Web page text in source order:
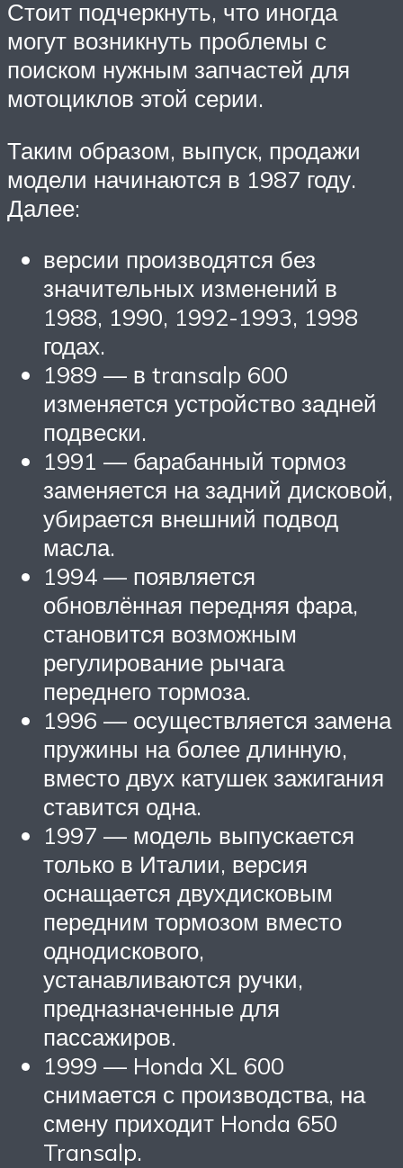
Стоит подчеркнуть, что иногда
могут возникнуть проблемы с
поиском нужным запчастей для
мотоциклов этой серии.
Таким образом, выпуск, продажи
модели начинаются в 1987 году.
Далее:
версии производятся без
значительных изменений в
1988, 1990, 1992-1993, 1998
годах.
1989 — в transalp 600
изменяется устройство задней
подвески.
1991 — барабанный тормоз
заменяется на задний дисковой,
убирается внешний подвод
масла.
1994 — появляется
обновлённая передняя фара,
становится возможным
регулирование рычага
переднего тормоза.
1996 — осуществляется замена
пружины на более длинную,
вместо двух катушек зажигания
ставится одна.
1997 — модель выпускается
только в Италии, версия
оснащается двухдисковым
передним тормозом вместо
однодискового,
устанавливаются ручки,
предназначенные для
пассажиров.
1999 — Honda XL 600
снимается с производства, на
смену приходит Honda 650
Transalp.